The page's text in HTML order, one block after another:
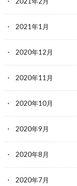
2021年1月
2020年12月
2020年11月
2020年10月
2020年9月
2020年8月
2020年7月